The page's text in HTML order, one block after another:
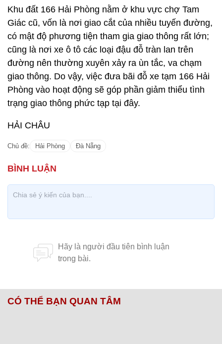
Khu đất 166 Hải Phòng nằm ở khu vực chợ Tam
Giác cũ, vốn là nơi giao cắt của nhiều tuyến đường,
có mật độ phương tiện tham gia giao thông rất lớn;
cũng là nơi xe ô tô các loại đậu đỗ tràn lan trên
đường nên thường xuyên xảy ra ùn tắc, va chạm
giao thông. Do vậy, việc đưa bãi đỗ xe tạm 166 Hải
Phòng vào hoạt động sẽ góp phần giảm thiểu tình
trạng giao thông phức tạp tại đây.
HẢI CHÂU
Chủ đề: Hải Phòng Đà Nẵng
CÓ THỂ BẠN QUAN TÂM